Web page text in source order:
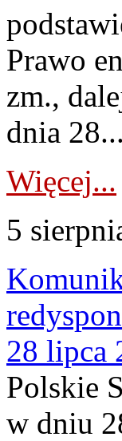
Prawo
zm.,
dnia 28...
Więcej...
5
28 lipca
Polskie
w dniu